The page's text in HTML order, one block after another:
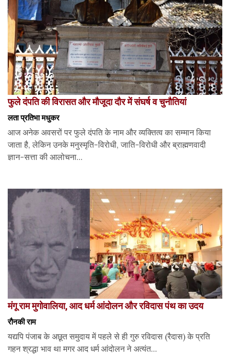
फुले दंपति की विरासत और मौजूदा दौर में संघर्ष व चुनौतियां
लता प्रतिभा मधुकर
आज अनेक अवसरों पर फुले दंपति के नाम और व्यक्तित्व का सम्मान किया
जाता है, लेकिन उनके मनुस्मृति-विरोधी, जाति-विरोधी और ब्राह्मणवादी
ज्ञान-सत्ता की आलोचना...
मंगू राम मुगोवालिया, आद धर्म आंदोलन और रविदास पंथ का उदय
रौनकी राम
यद्यपि पंजाब के अछूत समुदाय में पहले से ही गुरु रविदास (रैदास) के प्रति
गहन श्रद्धा भाव था मगर आद धर्म आंदोलन ने अत्यंत...